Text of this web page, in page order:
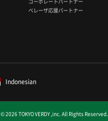
ベレーザ応援パートナー
Indonesian
© 2026 TOKYO VERDY ,inc. All Rights Reserved.